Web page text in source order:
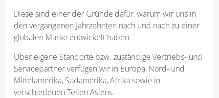
Diese sind einer der Gründe dafür, warum wir uns in
den vergangenen Jahrzehnten nach und nach zu einer
globalen Marke entwickelt haben.
Über eigene Standorte bzw. zuständige Vertriebs- und
Servicepartner verfügen wir in Europa, Nord- und
Mittelamerika, Südamerika, Afrika sowie in
verschiedenen Teilen Asiens.